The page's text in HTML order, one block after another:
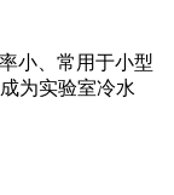
小、常用于小型
为实验室冷水